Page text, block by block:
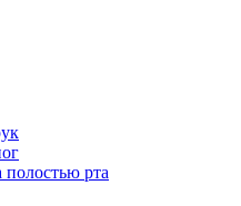
полостью рта